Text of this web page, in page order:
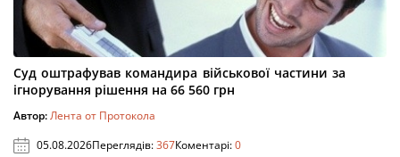
Суд оштрафував командира військової частини за
ігнорування рішення на 66 560 грн
Автор:Лента от Протокола
05.08.2026Переглядів:367Коментарі:0